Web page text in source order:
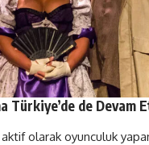
Türkiye’de de Devam
olarak oyunculuk